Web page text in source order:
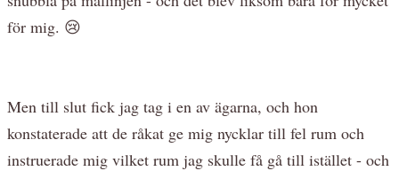
för mig. 😢
Men till slut fick jag tag i en av ägarna, och hon
konstaterade att de råkat ge mig nycklar till fel rum och
instruerade mig vilket rum jag skulle få gå till istället - och